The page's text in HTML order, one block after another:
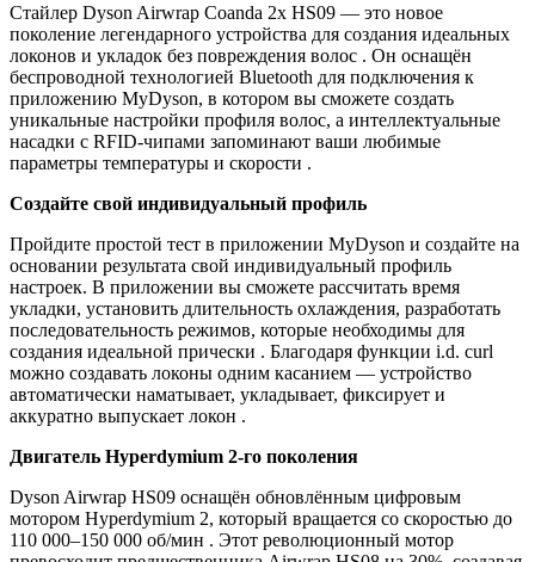
Стайлер Dyson Airwrap Coanda 2x HS09 — это новое
поколение легендарного устройства для создания идеальных
локонов и укладок без повреждения волос . Он оснащён
беспроводной технологией Bluetooth для подключения к
приложению MyDyson, в котором вы сможете создать
уникальные настройки профиля волос, а интеллектуальные
насадки с RFID-чипами запоминают ваши любимые
параметры температуры и скорости .
Создайте свой индивидуальный профиль
Пройдите простой тест в приложении MyDyson и создайте на
основании результата свой индивидуальный профиль
настроек. В приложении вы сможете рассчитать время
укладки, установить длительность охлаждения, разработать
последовательность режимов, которые необходимы для
создания идеальной прически . Благодаря функции i.d. curl
можно создавать локоны одним касанием — устройство
автоматически наматывает, укладывает, фиксирует и
аккуратно выпускает локон .
Двигатель Hyperdymium 2-го поколения
Dyson Airwrap HS09 оснащён обновлённым цифровым
мотором Hyperdymium 2, который вращается со скоростью до
110 000–150 000 об/мин . Этот революционный мотор